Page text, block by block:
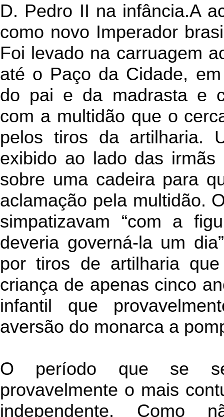
D. Pedro II na infância.A
como novo Imperador
Foi levado na carruagem
até o Paço da Cidade,
do pai e da madrasta e
com a multidão que o
pelos tiros da artilharia.
exibido ao lado das
sobre uma cadeira para
aclamação pela multidão.
simpatizavam “com a
deveria governá-la um
por tiros de artilharia
criança de apenas cinco
infantil que
aversão do monarca a
O período que se
provavelmente o mais
independente. Como